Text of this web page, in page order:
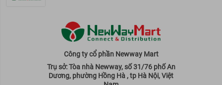
Công ty cổ phần Newway Mart
Trụ sở: Tòa nhà Newway, số 31/76 phố An
Dương, phường Hồng Hà , tp Hà Nội, Việt